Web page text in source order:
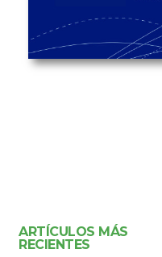
ARTÍCULOS MÁS
RECIENTES